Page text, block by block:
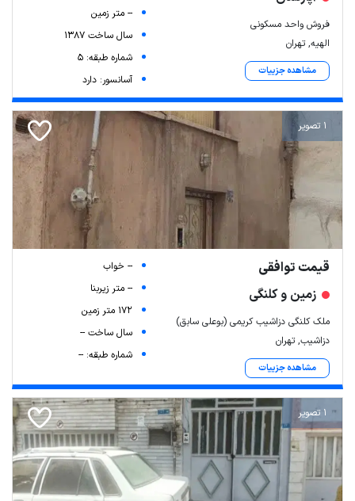
فروش واحد مسکونی
الهیه, تهران
مشاهده جزییات
-- متر زمین
سال ساخت 1387
شماره طبقه: 5
آسانسور: دارد
1 تصویر
قیمت توافقی
زمین و کلنگی
ملک کلنگی دزاشیب کریمی (بوعلی سابق)
دزاشیب, تهران
مشاهده جزییات
-- خواب
-- متر زیربنا
172 متر زمین
سال ساخت --
شماره طبقه: --
1 تصویر